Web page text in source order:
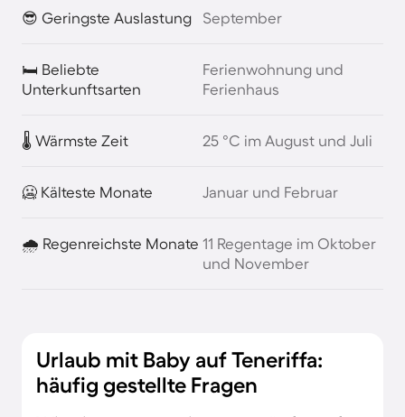
😎 Geringste Auslastung September
🛏️ Beliebte
Unterkunftsarten
Ferienwohnung und
Ferienhaus
🌡️ Wärmste Zeit 25 °C im August und Juli
🥶 Kälteste Monate Januar und Februar
🌧️ Regenreichste Monate 11 Regentage im Oktober
und November
Urlaub mit Baby auf Teneriffa:
häufig gestellte Fragen